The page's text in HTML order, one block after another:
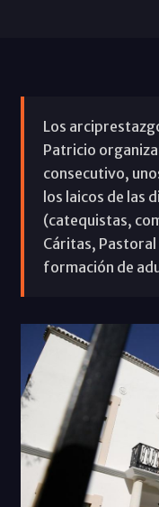
Los
Patricio
consecutivo,
los laicos de las
(catequistas,
Cáritas,
formación de